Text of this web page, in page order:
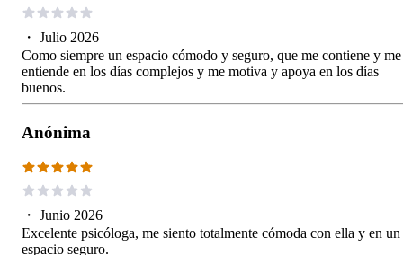
・ Julio 2026
Como siempre un espacio cómodo y seguro, que me contiene y me
entiende en los días complejos y me motiva y apoya en los días
buenos.
Anónima
・ Junio 2026
Excelente psicóloga, me siento totalmente cómoda con ella y en un
espacio seguro.